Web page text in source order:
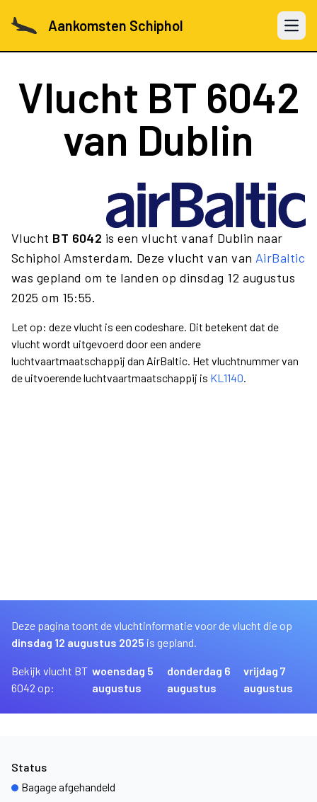
Aankomsten Schiphol Open
Vlucht BT 6042
van Dublin
Vlucht BT 6042 is een vlucht vanaf Dublin naar
Schiphol Amsterdam. Deze vlucht van van AirBaltic
was gepland om te landen op dinsdag 12 augustus
2025 om 15:55.
Let op: deze vlucht is een codeshare. Dit betekent dat de
vlucht wordt uitgevoerd door een andere
luchtvaartmaatschappij dan AirBaltic. Het vluchtnummer van
de uitvoerende luchtvaartmaatschappij is KL1140.
Deze pagina toont de vluchtinformatie voor de vlucht die op
dinsdag 12 augustus 2025 is gepland.
Bekijk vlucht BT
6042 op:
woensdag 5
augustus
donderdag 6
augustus
vrijdag 7
augustus
Status
Bagage afgehandeld